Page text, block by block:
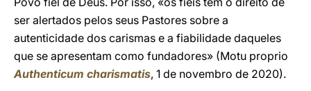
ser alertados pelos seus Pastores sobre a
autenticidade dos carismas e a fiabilidade daqueles
que se apresentam como fundadores» (Motu proprio
Authenticum charismatis, 1 de novembro de 2020).